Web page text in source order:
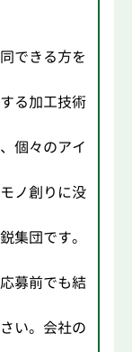
できる方を
る加工技術
個々のアイ
ノ創りに没
集団です。
募前でも結
い。会社の